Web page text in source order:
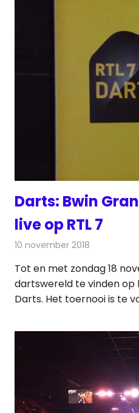
Darts: Bwin
live op RTL 7
10 november 2018
Tot en met zondag 18
dartswereld te vinden op
Darts. Het toernooi is te